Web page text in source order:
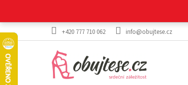
obsah
+420 777 710 062 info@obujtese.cz